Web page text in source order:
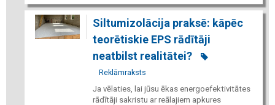
Siltumizolācija praksē: kāpēc
teorētiskie EPS rādītāji
neatbilst realitātei?
Reklāmraksts
Ja vēlaties, lai jūsu ēkas energoefektivitātes
rādītāji sakristu ar reālajiem apkures